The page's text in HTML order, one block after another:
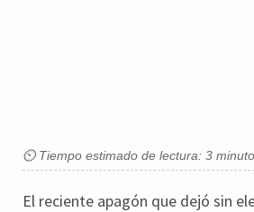
⏲ Tiempo estimado de lectura: 3
El reciente apagón que dejó sin